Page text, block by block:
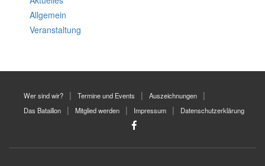
Allgemein
Veranstaltung
Wer sind wir? Termine und Events
Auszeichnungen
Das Bataillon
Mitglied werden Impressum Datenschutzerklärung